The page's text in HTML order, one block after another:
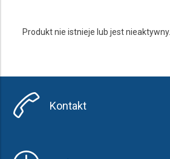
Produkt nie istnieje lub jest nieaktywny.
Kontakt